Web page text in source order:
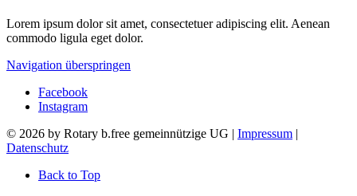
Lorem ipsum dolor sit amet, consectetuer adipiscing elit. Aenean
commodo ligula eget dolor.
Navigation überspringen
Facebook
Instagram
© 2026 by Rotary b.free gemeinnützige UG | Impressum |
Datenschutz
Back to Top